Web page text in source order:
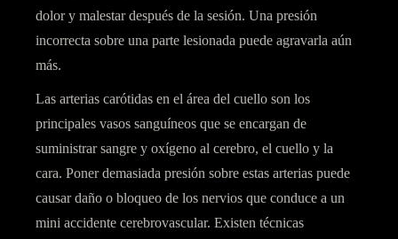
dolor y malestar después de la sesión. Una presión
incorrecta sobre una parte lesionada puede agravarla aún
más.
Las arterias carótidas en el área del cuello son los
principales vasos sanguíneos que se encargan de
suministrar sangre y oxígeno al cerebro, el cuello y la
cara. Poner demasiada presión sobre estas arterias puede
causar daño o bloqueo de los nervios que conduce a un
mini accidente cerebrovascular. Existen técnicas